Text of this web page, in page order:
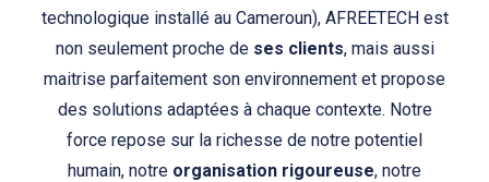
technologique installé au Cameroun), AFREETECH est
non seulement proche de ses clients, mais aussi
maitrise parfaitement son environnement et propose
des solutions adaptées à chaque contexte. Notre
force repose sur la richesse de notre potentiel
humain, notre organisation rigoureuse, notre